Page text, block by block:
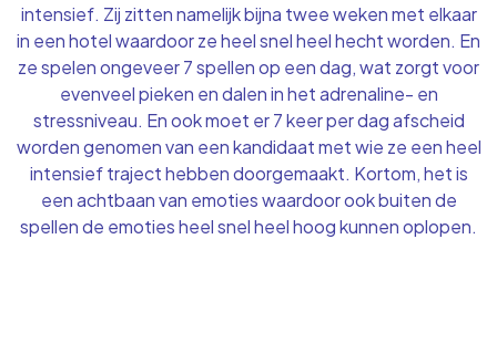
intensief. Zij zitten namelijk bijna twee weken met elkaar
in een hotel waardoor ze heel snel heel hecht worden. En
ze spelen ongeveer 7 spellen op een dag, wat zorgt voor
evenveel pieken en dalen in het adrenaline- en
stressniveau. En ook moet er 7 keer per dag afscheid
worden genomen van een kandidaat met wie ze een heel
intensief traject hebben doorgemaakt. Kortom, het is
een achtbaan van emoties waardoor ook buiten de
spellen de emoties heel snel heel hoog kunnen oplopen.